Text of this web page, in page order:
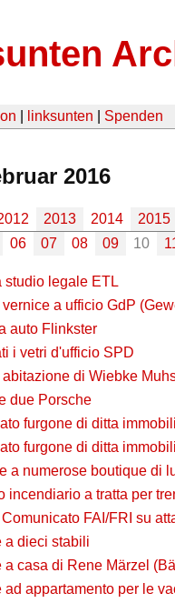
linksunten Spenden
2016
2013 2014
2015
06 07 08 09 10
studio legale ETL
vernice a ufficio GdP
auto Flinkster
i vetri d'ufficio SPD
di Wiebke
due Porsche
furgone di ditta
furgone di ditta
a numerose boutique di
incendiario a tratta per
FAI/FRI su
a dieci stabili
a casa di Rene Märzel
ad appartamento per le